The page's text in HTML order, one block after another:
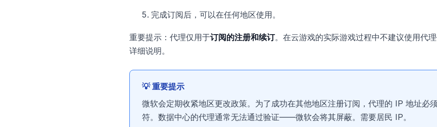
完成订阅后，可以在任何地区使用。
重要提示：代理仅用于订阅的注册和续订。在云游戏的实际游戏过程中不建议使用代
详细说明。
💡 重要提示
微软会定期收紧地区更改政策。为了成功在其他地区注册订阅，代理的 IP 地址必
符。数据中心的代理通常无法通过验证——微软会将其屏蔽。需要居民 IP。